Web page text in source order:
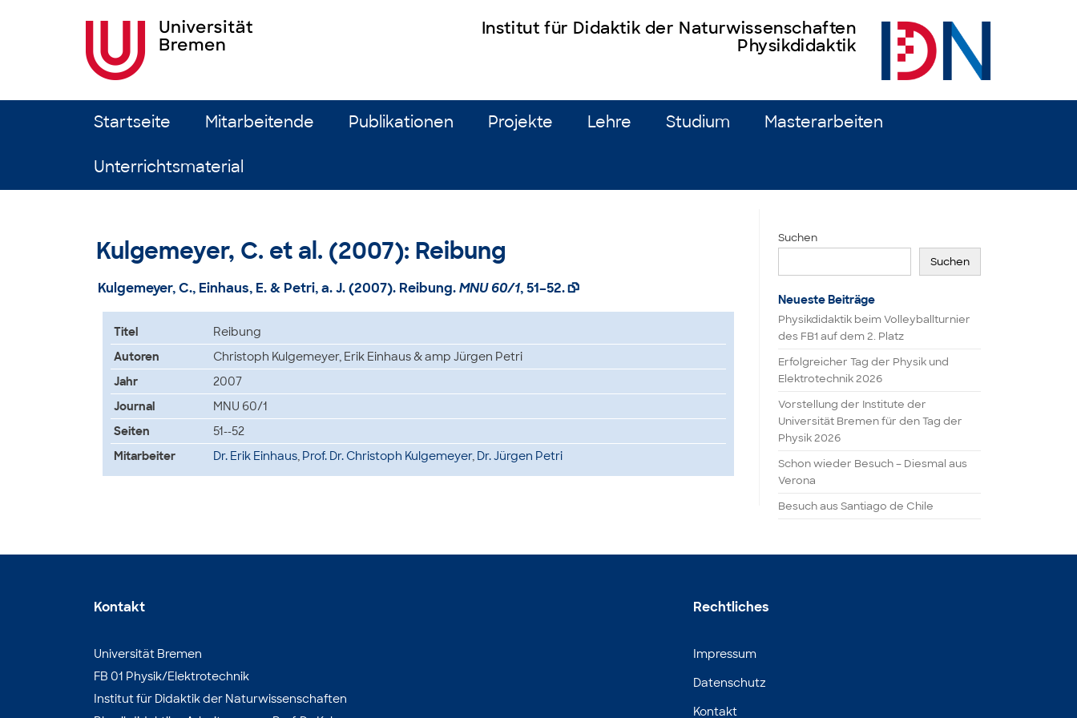
Institut für Didaktik der Naturwissenschaften
Physikdidaktik
Zum Inhalt springen
Startseite Mitarbeitende Publikationen Projekte Lehre Studium Masterarbeiten
Unterrichtsmaterial
Kulgemeyer, C. et al. (2007): Reibung
Kulgemeyer, C., Einhaus, E. & Petri, a. J. (2007). Reibung.MNU 60/1, 51–52. 
Titel
Reibung
Autoren
Christoph Kulgemeyer, Erik Einhaus & amp Jürgen Petri
Jahr
2007
Journal
MNU 60/1
Seiten
51--52
Mitarbeiter
Dr. Erik Einhaus, Prof. Dr. Christoph Kulgemeyer, Dr. Jürgen Petri
Suchen
Suchen
Neueste Beiträge
Physikdidaktik beim Volleyballturnier
des FB1 auf dem 2. Platz
Erfolgreicher Tag der Physik und
Elektrotechnik 2026
Vorstellung der Institute der
Universität Bremen für den Tag der
Physik 2026
Schon wieder Besuch – Diesmal aus
Verona
Besuch aus Santiago de Chile
Kontakt
Universität Bremen
FB 01 Physik/Elektrotechnik
Institut für Didaktik der Naturwissenschaften
Rechtliches
Impressum
Datenschutz
Kontakt